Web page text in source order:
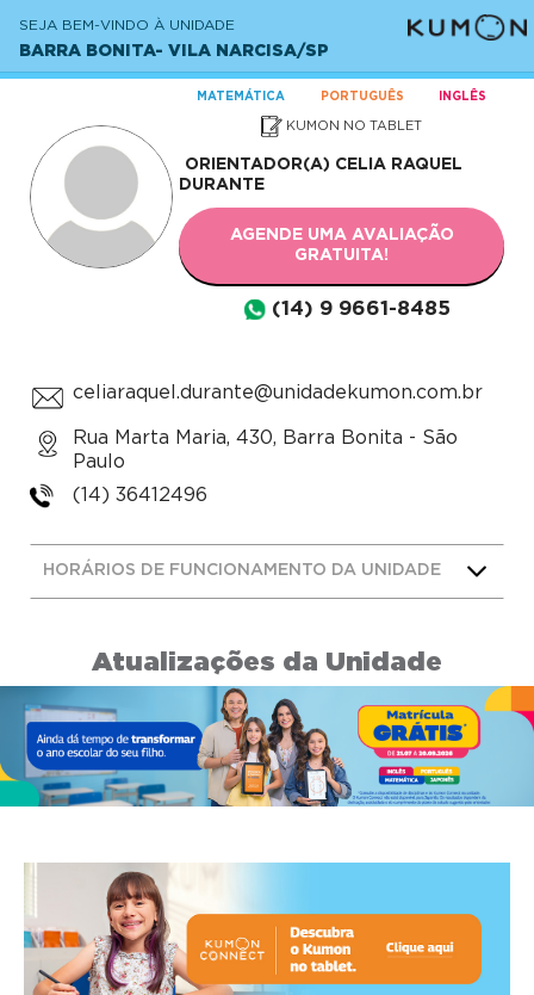
SEJA BEM-VINDO À UNIDADE
BARRA BONITA- VILA NARCISA/SP
MATEMÁTICA PORTUGUÊS INGLÊS
KUMON NO TABLET
ORIENTADOR(A) CELIA RAQUEL
DURANTE
AGENDE UMA AVALIAÇÃO
GRATUITA!
(14) 9 9661-8485
celiaraquel.durante@unidadekumon.com.br
Rua Marta Maria, 430, Barra Bonita - São
Paulo
(14) 36412496
HORÁRIOS DE FUNCIONAMENTO DA UNIDADE
Atualizações da Unidade